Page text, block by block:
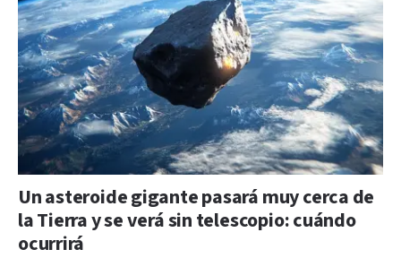
Un asteroide gigante pasará muy cerca de
la Tierra y se verá sin telescopio: cuándo
ocurrirá